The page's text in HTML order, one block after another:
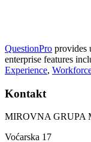
QuestionPro provides
enterprise features
Experience,
Kontakt
MIROVNA
Voćarska 17